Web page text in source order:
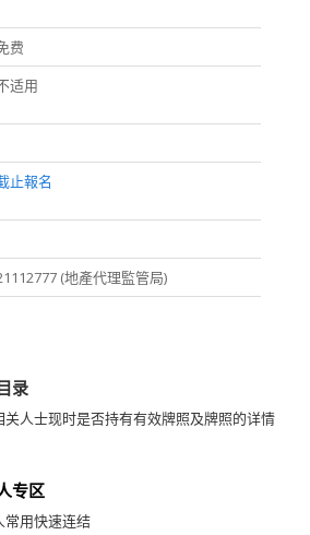
费
适用
止報名
(地產代理監管局)
录
关人士现时是否持有有效牌照及牌照的详情
专区
常用快速连结